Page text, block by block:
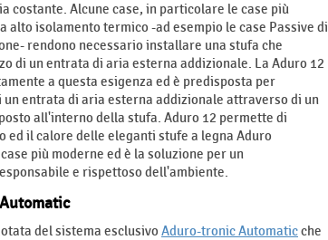
costante. Alcune case, in particolare le case più
alto isolamento termico -ad esempio le case Passive di
rendono necessario installare una stufa che
di un entrata di aria esterna addizionale. La Aduro 12
a questa esigenza ed è predisposta per
entrata di aria esterna addizionale attraverso di un
all'interno della stufa. Aduro 12 permette di
ed il calore delle eleganti stufe a legna Aduro
più moderne ed è la soluzione per un
e rispettoso dell'ambiente.
del sistema esclusivo Aduro-tronic Automaticche